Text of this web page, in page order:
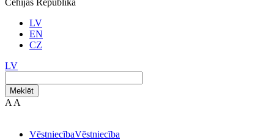
Čehijas Republikā
LV
EN
CZ
LV
Meklēt
A A
VēstniecībaVēstniecība